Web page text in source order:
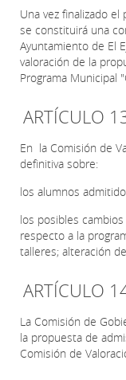
Una vez finalizado
se constituirá una
Ayuntamiento de El
valoración de la
Programa Municipal
ARTÍCULO
En la Comisión de
definitiva sobre:
los alumnos
los posibles
respecto a la
talleres; alteración
ARTÍCULO
La Comisión de
la propuesta de
Comisión de